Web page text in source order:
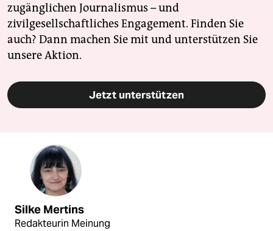
zugänglichen Journalismus – und
zivilgesellschaftliches Engagement. Finden Sie
auch? Dann machen Sie mit und unterstützen Sie
unsere Aktion.
Jetzt unterstützen
Silke Mertins
Redakteurin Meinung